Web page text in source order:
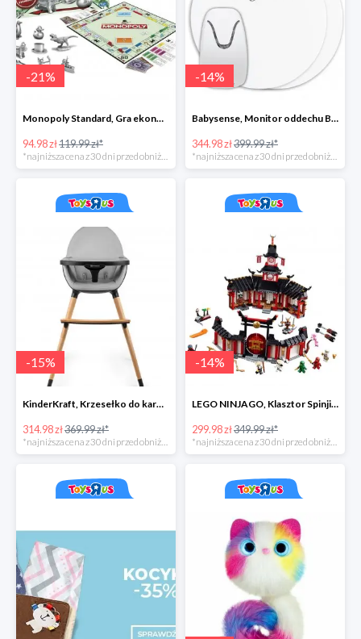
-21%
Monopoly Standard, Gra ekonomiczna 8+
94.98 zł119.99 zł*
-14%
Babysense, Monitor oddechu Babysense BS-7
344.98 zł399.99 zł*
-15%
KinderKraft, Krzesełko do karmienia FINI
314.98 zł369.99 zł*
*najniższa cena z 30 dni przed obniżką
-14%
LEGO NINJAGO, Klasztor Spinjitzu 70670
299.98 zł349.99 zł*
*najniższa cena z 30 dni przed obniżką